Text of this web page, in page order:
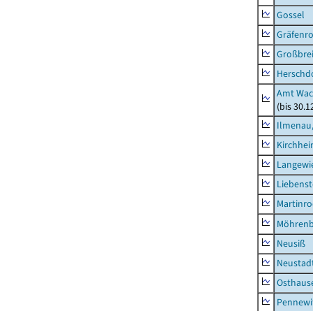
Gossel
Amt
(bis
Neusiß